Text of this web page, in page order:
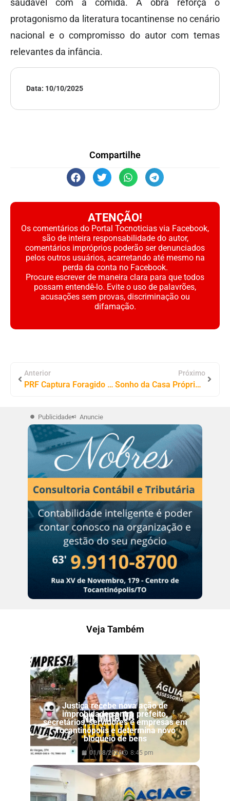
saudável com a comida. A obra reforça o
protagonismo da literatura tocantinense no cenário
nacional e o compromisso do autor com temas
relevantes da infância.
Data: 10/10/2025
Compartilhe
ATENÇÃO!
Os comentários do Portal Tocnoticias via Facebook,
são de inteira responsabilidade do autor,
comentários impróprios poderão ser denunciados
pelos outros usuários, acarretando até mesmo na
perda da conta no Facebook.
Procure escrever de maneira clara para que todos
possam entendê-lo. Evite o uso de palavrões,
acusações sem provas, discriminação ou
difamação.
Anterior
PRF Captura Foragido em Ônibus Interestadual em Guaraí/TO
Próximo
Sonho da Casa Própria em Palmas: Senadora Dorinha Seabra e FACOM/TO Assinam Contrato de Construção de 192 Apartamentos
Publicidade Anuncie
Veja Também
Justiça recebe nova ação de
improbidade contra prefeito,
secretários, servidores e empresas em
Tocantinópolis e determina novo
bloqueio de bens
01/08/2026 8:45 pm